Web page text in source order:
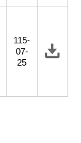
115-
07-
25